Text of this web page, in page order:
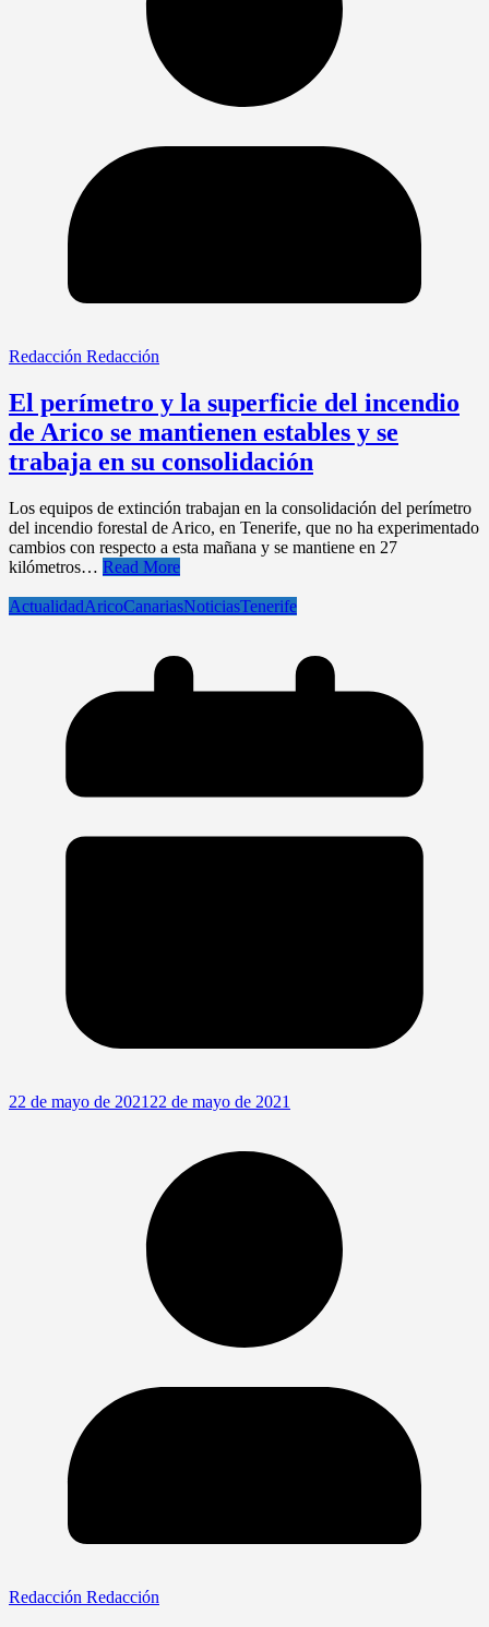
Redacción Redacción
El perímetro y la superficie del incendio
de Arico se mantienen estables y se
trabaja en su consolidación
Los equipos de extinción trabajan en la consolidación del perímetro
del incendio forestal de Arico, en Tenerife, que no ha experimentado
cambios con respecto a esta mañana y se mantiene en 27
kilómetros… Read More
ActualidadAricoCanariasNoticiasTenerife
22 de mayo de 2021 22 de mayo de 2021
Redacción Redacción